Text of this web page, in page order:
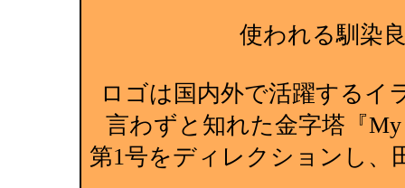
使われる馴染
ロゴは国内外で活躍するイ
言わずと知れた金字塔『My
第1号をディレクションし、